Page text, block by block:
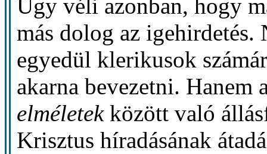
Úgy véli azonban, hogy
más dolog az
egyedül klerikusok
akarna bevezetni. Hanem
elméletekközött való
Krisztus híradásának